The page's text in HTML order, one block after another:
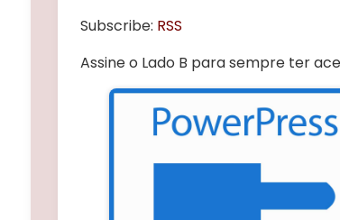
Subscribe: RSS
Assine o Lado B para sempre ter